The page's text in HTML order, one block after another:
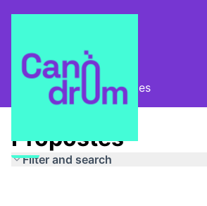
Pla Estratègic Propostes
Propostes
Filter and search